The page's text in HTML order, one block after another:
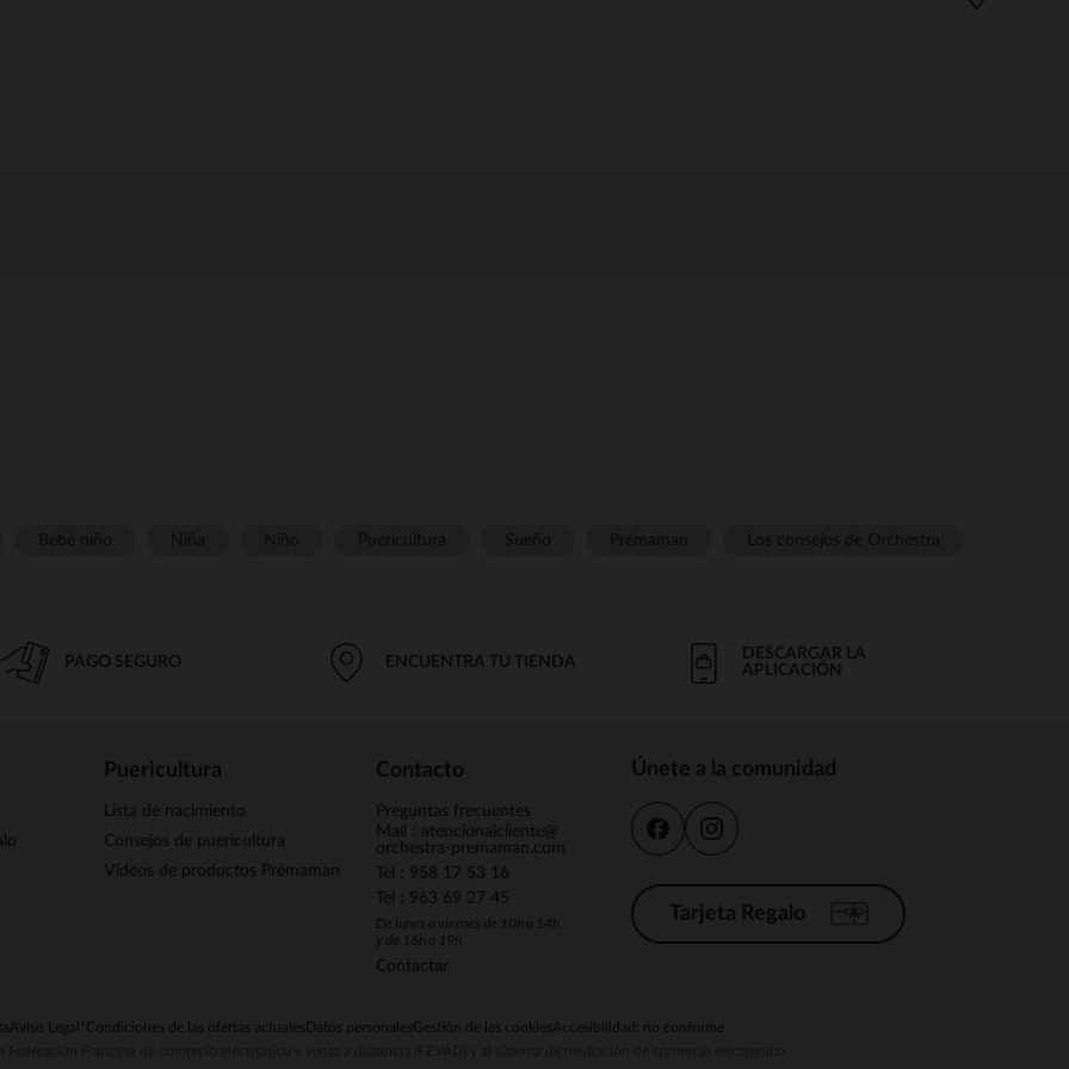
PAGO SEGURO ENCUENTRA TU TIENDA
DESCARGAR LA
APLICACIÓN
Puericultura
Lista de nacimiento
Consejos de puericultura
Vídeos de productos Prémaman
Contacto
Preguntas frecuentes
Mail : atencionalcliente@
orchestra-premaman.com
Tel : 958 17 53 16
Tel : 963 69 27 45
De lunes a viernes de 10h a 14h
y de 16h a 19h
Contactar
Únete a la comunidad
Tarjeta Regalo
Aviso Legal *Condiciones de las ofertas actuales Datos personalesGestión de las cookiesAccesibilidad: no conforme